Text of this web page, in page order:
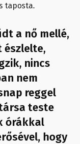
taposta.
a nő mellé,
észlelte,
nincs
nem
reggel
teste
órákkal
hogy